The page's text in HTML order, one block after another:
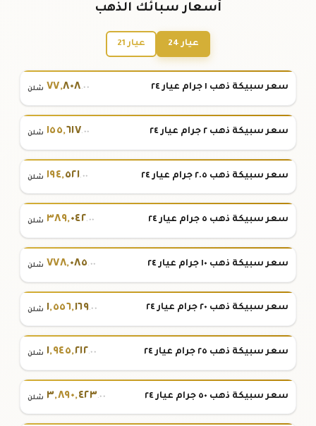
أسعار سبائك الذهب
عيار 24 عيار 21
سعر سبيكة ذهب ١ جرام عيار ٢٤ ٧٧,٨٠٨.٠٠ شلن
سعر سبيكة ذهب ٢ جرام عيار ٢٤ ١٥٥,٦١٧.٠٠ شلن
سعر سبيكة ذهب ٢.٥ جرام عيار ٢٤ ١٩٤,٥٢١.٠٠ شلن
سعر سبيكة ذهب ٥ جرام عيار ٢٤ ٣٨٩,٠٤٢.٠٠ شلن
سعر سبيكة ذهب ١٠ جرام عيار ٢٤ ٧٧٨,٠٨٥.٠٠ شلن
سعر سبيكة ذهب ٢٠ جرام عيار ٢٤ ١,٥٥٦,١٦٩.٠٠ شلن
سعر سبيكة ذهب ٢٥ جرام عيار ٢٤ ١,٩٤٥,٢١٢.٠٠ شلن
سعر سبيكة ذهب ٥٠ جرام عيار ٢٤ ٣,٨٩٠,٤٢٣.٠٠ شلن